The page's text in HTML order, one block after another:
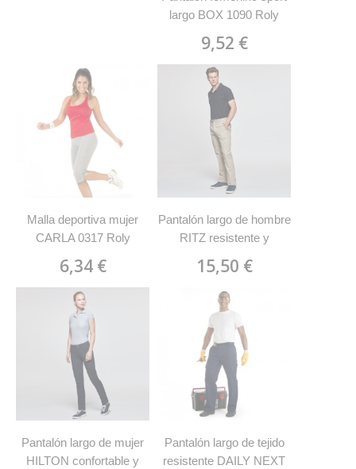
largo BOX 1090 Roly
9,52 €
Malla deportiva mujer
CARLA 0317 Roly
6,34 €
Pantalón largo de hombre
RITZ resistente y
15,50 €
Pantalón largo de mujer
HILTON confortable y
Pantalón largo de tejido
resistente DAILY NEXT